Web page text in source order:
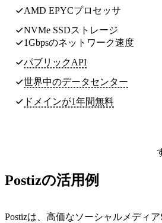
AMD EPYCプロセッサ
NVMe SSDストレージ
1Gbpsのネットワーク速度
パブリックAPI
世界中のデータセンター
ドメインが1年間無料
Postizの活用例
Postizは、高価なソーシャルメディ